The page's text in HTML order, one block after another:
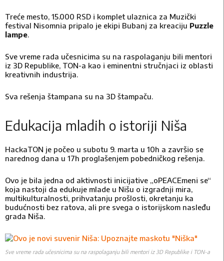
Treće mesto, 15.000 RSD i komplet ulaznica za Muzički
festival Nisomnia pripalo je ekipi Bubanj za kreaciju Puzzle
lampe.
Sve vreme rada učesnicima su na raspolaganju bili mentori
iz 3D Republike, TON-a kao i eminentni stručnjaci iz oblasti
kreativnih industrija.
Sva rešenja štampana su na 3D štampaču.
Edukacija mladih o istoriji Niša
HackaTON je počeo u subotu 9. marta u 10h a završio se
narednog dana u 17h proglašenjem pobedničkog rešenja.
Ovo je bila jedna od aktivnosti inicijative „oPEACEmeni se“
koja nastoji da edukuje mlade u Nišu o izgradnji mira,
multikulturalnosti, prihvatanju prošlosti, okretanju ka
budućnosti bez ratova, ali pre svega o istorijskom nasleđu
grada Niša.
Sve vreme rada učesnicima su na raspolaganju bili mentori iz 3D Republike i TON-a